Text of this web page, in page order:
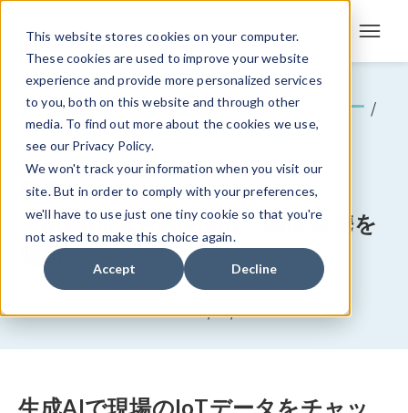
This website stores cookies on your computer.
These cookies are used to improve your website
experience and provide more personalized services
to you, both on this website and through other
media. To find out more about the cookies we use,
see our Privacy Policy.
We won't track your information when you visit our
site. But in order to comply with your preferences,
we'll have to use just one tiny cookie so that you're
not asked to make this choice again.
Accept Decline
プレスリリース/イベント・セミナー /
BizStack Assistant
現場チャット「direct」と
「BizStack Assistant」機能連携を
開始
2023/11/17
生成AIで現場のIoTデータをチャッ